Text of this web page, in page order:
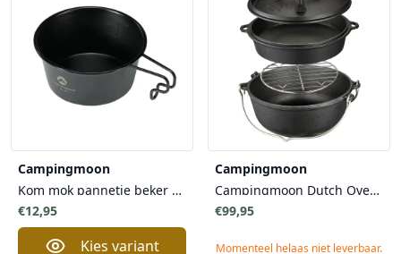
Campingmoon
Kom mok pannetje beker 360 ml
€12,95
Kies variant
Campingmoon
Campingmoon Dutch Oven Braadpan Camping Moon ideaal voor Driepoot houders, Vierpoot houders
€99,95
Momenteel helaas niet leverbaar.